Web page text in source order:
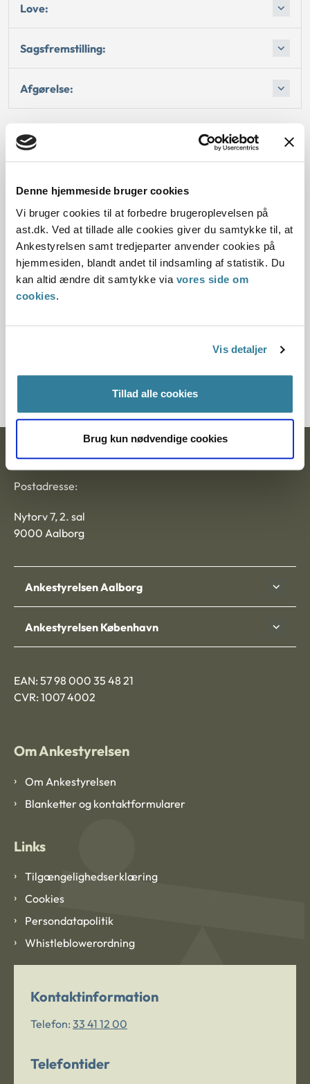
Denne hjemmeside bruger cookies
Vi bruger cookies til at forbedre brugeroplevelsen på
ast.dk. Ved at tillade alle cookies giver du samtykke til, at
Ankestyrelsen samt tredjeparter anvender cookies på
hjemmesiden, blandt andet til indsamling af statistik. Du
kan altid ændre dit samtykke via vores side om
cookies.
Vis detaljer
Tillad alle cookies
Brug kun nødvendige cookies
Love:
Sagsfremstilling:
Afgørelse:
Dato for underskrift
15.12.1996
Offentliggørelsesdato
12.07.2013
Paragraf
200958-96
Ankestyrelsen
Postadresse:
Nytorv 7, 2. sal
9000 Aalborg
Ankestyrelsen Aalborg
Ankestyrelsen København
EAN: 57 98 000 35 48 21
CVR: 1007 4002
Om Ankestyrelsen
Om Ankestyrelsen
Blanketter og kontaktformularer
Links
Tilgængelighedserklæring
Cookies
Persondatapolitik
Whistleblowerordning
Kontaktinformation
Telefon: 33 41 12 00
Telefontider